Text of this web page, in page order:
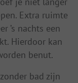
Extra ruimte
’s nachts een
Hierdoor kan
benut.
bad zijn